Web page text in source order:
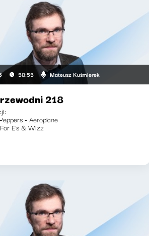
58:55 Mateusz Kuśmierek
218
- Aeroplane
E's & Wizz